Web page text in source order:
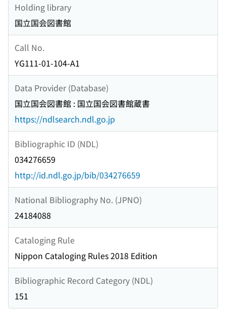
Holding library
国立国会図書館
Call No.
YG111-01-104-A1
Data Provider (Database)
国立国会図書館 : 国立国会図書館蔵書
https://ndlsearch.ndl.go.jp
Bibliographic ID (NDL)
034276659
http://id.ndl.go.jp/bib/034276659
National Bibliography No. (JPNO)
24184088
Cataloging Rule
Nippon Cataloging Rules 2018 Edition
Bibliographic Record Category (NDL)
151